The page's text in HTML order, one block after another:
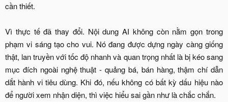
cần thiết.
Vì thực tế đã thay đổi. Nội dung AI không còn nằm gọn trong
phạm vi sáng tạo cho vui. Nó đang được dựng ngày càng giống
thật, lan truyền với tốc độ nhanh và quan trọng nhất là bị kéo sang
mục đích ngoài nghệ thuật - quảng bá, bán hàng, thậm chí dẫn
dắt hành vi tiêu dùng. Khi đó, nếu không có bất kỳ dấu hiệu nào
để người xem nhận diện, thì việc hiểu sai gần như là chắc chắn.